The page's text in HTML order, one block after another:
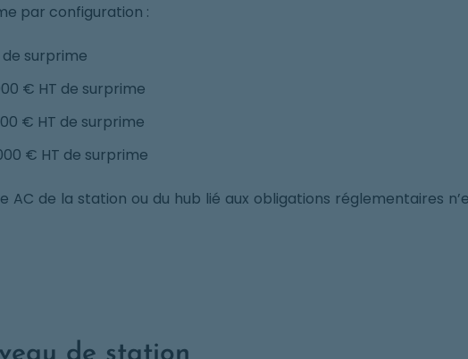
par configuration :
surprime
€ HT de surprime
€ HT de surprime
€ HT de surprime
AC de la station ou du hub lié aux obligations réglementaires